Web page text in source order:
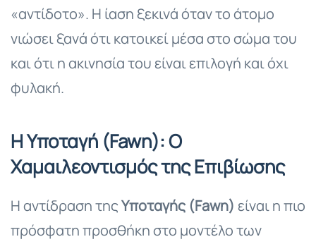
«αντίδοτο». Η ίαση ξεκινά όταν το άτομο
νιώσει ξανά ότι κατοικεί μέσα στο σώμα του
και ότι η ακινησία του είναι επιλογή και όχι
φυλακή.
Η Υποταγή (Fawn): Ο
Χαμαιλεοντισμός της Επιβίωσης
Η αντίδραση τηςΥποταγής (Fawn) είναι η πιο
πρόσφατη προσθήκη στο μοντέλο των